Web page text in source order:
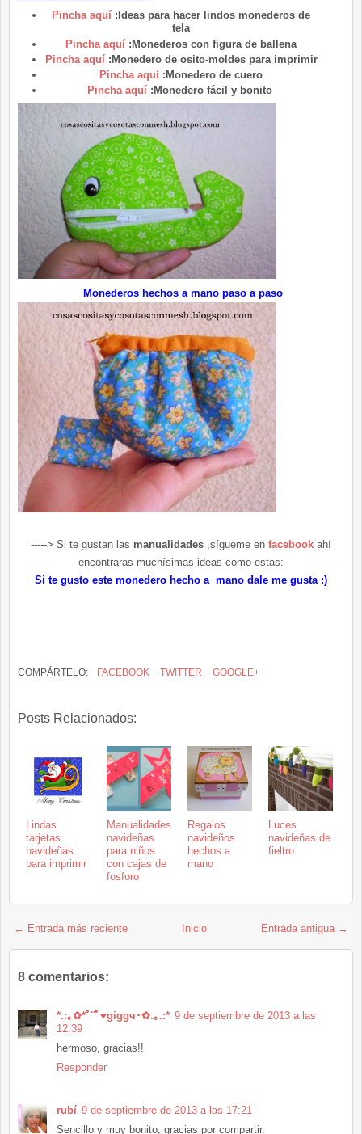
Pincha aquí :Ideas para hacer lindos monederos de
tela
Pincha aquí :Monederos con figura de ballena
Pincha aquí :Monedero de osito-moldes para imprimir
Pincha aquí :Monedero de cuero
Pincha aquí :Monedero fácil y bonito
Monederos hechos a mano paso a paso
-----> Si te gustan las manualidades ,sígueme en facebook ahí
encontraras muchísimas ideas como estas:
Si te gusto este monedero hecho a mano dale me gusta :)
COMPÁRTELO: FACEBOOK TWITTER GOOGLE+
Posts Relacionados:
Lindas
tarjetas
navideñas
para imprimir
Manualidades
navideñas
para niños
con cajas de
fosforo
Regalos
navideños
hechos a
mano
Luces
navideñas de
fieltro
← Entrada más reciente Entrada antigua →
Inicio
8 comentarios:
*.:｡✿*ﾟ¨ﾟ♥giggч･✿.｡.:* 9 de septiembre de 2013 a las
12:39
hermoso, gracias!!
Responder
rubí 9 de septiembre de 2013 a las 17:21
Sencillo y muy bonito, gracias por compartir.